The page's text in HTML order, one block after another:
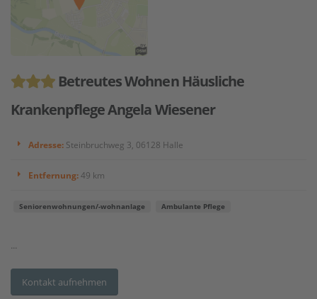
Betreutes Wohnen Häusliche
Krankenpflege Angela Wiesener
Adresse: Steinbruchweg 3, 06128 Halle
Entfernung:49 km
Seniorenwohnungen/-wohnanlage Ambulante Pflege
...
Kontakt aufnehmen